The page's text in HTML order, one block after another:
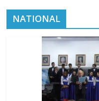
NATIONAL